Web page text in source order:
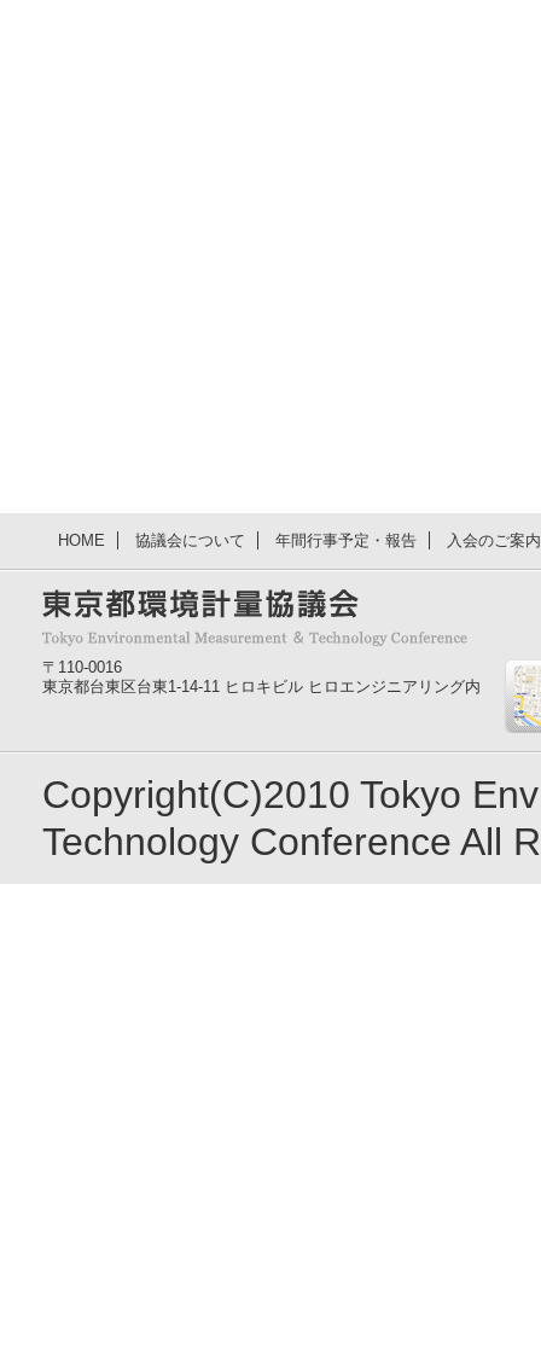
HOME 協議会について 年間行事予定・報告 入会のご案
〒110-0016
東京都台東区台東1-14-11 ヒロキビル ヒロエンジニアリング内
Copyright(C)2010 Tokyo
Technology Conference All